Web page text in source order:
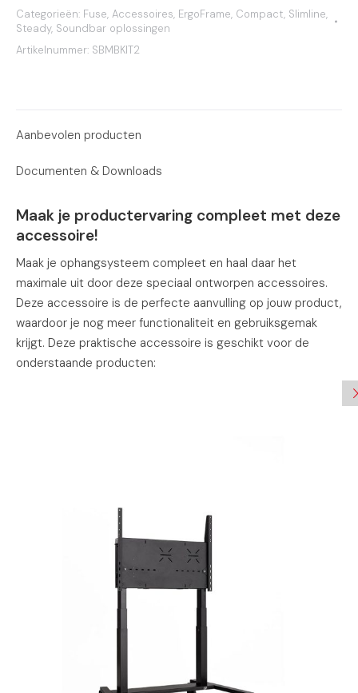
Categorieën: Fuse, Accessoires, ErgoFrame, Compact, Slimline,
Steady, Soundbar oplossingen
Artikelnummer: SBMBKIT2
Aanbevolen producten
Documenten & Downloads
Maak je productervaring compleet met deze
accessoire!
Maak je ophangsysteem compleet en haal daar het
maximale uit door deze speciaal ontworpen accessoires.
Deze accessoire is de perfecte aanvulling op jouw product,
waardoor je nog meer functionaliteit en gebruiksgemak
krijgt. Deze praktische accessoire is geschikt voor de
onderstaande producten: